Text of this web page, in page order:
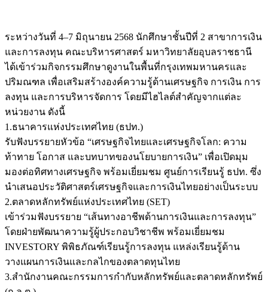
ระหว่างวันที่ 4–7 มิถุนายน 2568 นักศึกษาชั้นปีที่ 2 สาขาการเงิน
และการลงทุน คณะบริหารศาสตร์ มหาวิทยาลัยอุบลราชธานี
ได้เข้าร่วมกิจกรรมศึกษาดูงานในพื้นที่กรุงเทพมหานครและ
ปริมณฑล เพื่อเสริมสร้างองค์ความรู้ด้านเศรษฐกิจ การเงิน การ
ลงทุน และการบริหารจัดการ โดยมีไฮไลต์สำคัญจากแต่ละ
หน่วยงาน ดังนี้
1.ธนาคารแห่งประเทศไทย (ธปท.)
รับฟังบรรยายหัวข้อ “เศรษฐกิจไทยและเศรษฐกิจโลก: ความ
ท้าทาย โอกาส และบทบาทของนโยบายการเงิน” เพื่อเปิดมุม
มองต่อทิศทางเศรษฐกิจ พร้อมเยี่ยมชม ศูนย์การเรียนรู้ ธปท. ซึ่ง
นำเสนอประวัติศาสตร์เศรษฐกิจและการเงินไทยอย่างเป็นระบบ
2.ตลาดหลักทรัพย์แห่งประเทศไทย (SET)
เข้าร่วมฟังบรรยาย “เส้นทางอาชีพด้านการเงินและการลงทุน”
โดยฝ่ายพัฒนาความรู้ผู้ประกอบวิชาชีพ พร้อมเยี่ยมชม
INVESTORY พิพิธภัณฑ์เรียนรู้การลงทุน แหล่งเรียนรู้ด้าน
วางแผนการเงินและกลไกของตลาดทุนไทย
3.สำนักงานคณะกรรมการกำกับหลักทรัพย์และตลาดหลักทรัพย์